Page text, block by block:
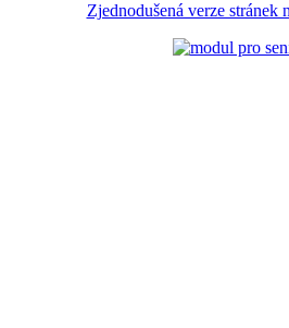
Zjednodušená verze stránek